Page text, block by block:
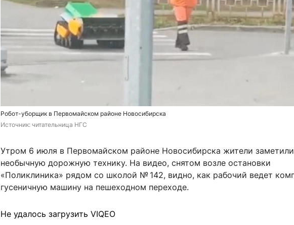
Робот-уборщик в Первомайском районе Новосибирска
Источник: читательница НГС
Утром 6 июля в Первомайском районе Новосибирска жители заметили
необычную дорожную технику. На видео, снятом возле остановки
«Поликлиника» рядом со школой № 142, видно, как рабочий ведет
гусеничную машину на пешеходном переходе.
Не удалось загрузить VIQEO